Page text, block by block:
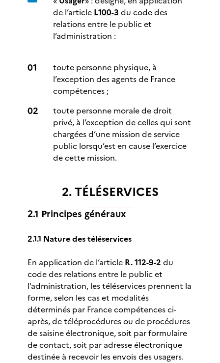
de l’article L100-3 du code des
relations entre le public et
l’administration :
toute personne physique, à
l’exception des agents de France
compétences ;
toute personne morale de droit
privé, à l’exception de celles qui sont
chargées d’une mission de service
public lorsqu’est en cause l’exercice
de cette mission.
2. TÉLÉSERVICES
2.1 Principes généraux
2.1.1 Nature des téléservices
En application de l’article R. 112-9-2 du
code des relations entre le public et
l’administration, les téléservices prennent la
forme, selon les cas et modalités
déterminés par France compétences ci-
après, de téléprocédures ou de procédures
de saisine électronique, soit par formulaire
de contact, soit par adresse électronique
destinée à recevoir les envois des usagers.